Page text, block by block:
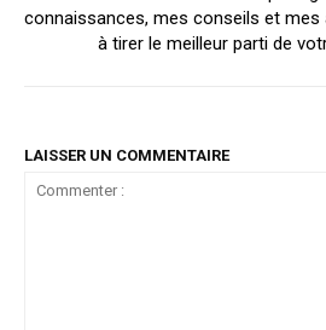
connaissances, mes conseils et
à tirer le meilleur parti de
LAISSER UN COMMENTAIRE